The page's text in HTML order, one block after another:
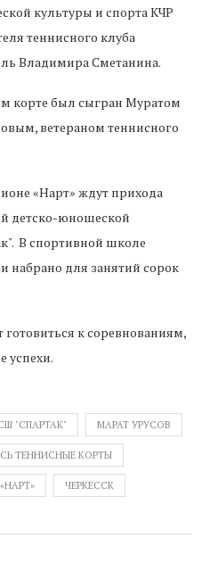
культуры и спорта КЧР
теннисного клуба
Владимира Сметанина.
корте был сыгран Муратом
ветераном теннисного
«Нарт» ждут прихода
детско-юношеской
В спортивной школе
набрано для занятий сорок
к соревнованиям,
успехи.
"СПАРТАК" МАРАТ УРУСОВ
ТЕННИСНЫЕ КОРТЫ
ЧЕРКЕССК